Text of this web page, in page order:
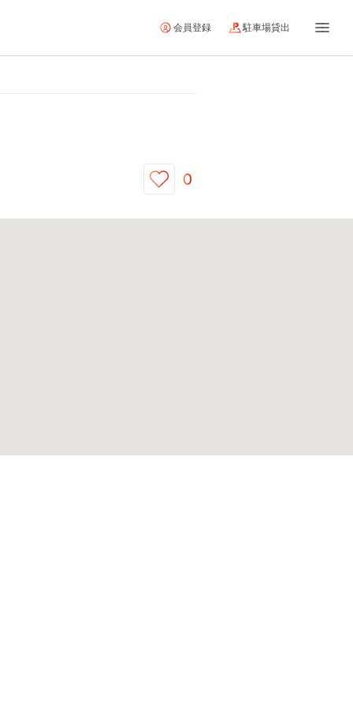
会員登録 駐車場貸出
0